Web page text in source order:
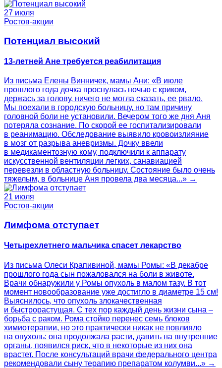
27 июля
Ростов-акции
Потенциал высокий
13-летней Ане требуется реабилитация
Из письма Елены Винничек, мамы Ани: «В июле
прошлого года дочка проснулась ночью с криком,
держась за голову, ничего не могла сказать, ее рвало.
Мы поехали в городскую больницу, но там причину
головной боли не установили. Вечером того же дня Аня
потеряла сознание. По скорой ее госпитализировали
в реанимацию. Обследование выявило кровоизлияние
в мозг от разрыва аневризмы. Дочку ввели
в медикаментозную кому, подключили к аппарату
искусственной вентиляции легких, санавиацией
перевезли в областную больницу. Состояние было очень
тяжелым, в больнице Аня провела два месяца...» →
21 июля
Ростов-акции
Лимфома отступает
Четырехлетнего мальчика спасет лекарство
Из письма Олеси Крапивиной, мамы Ромы: «В декабре
прошлого года сын пожаловался на боли в животе.
Врачи обнаружили у Ромы опухоль в малом тазу. В тот
момент новообразование уже достигло в диаметре 15 см!
Выяснилось, что опухоль злокачественная
и быстрорастущая. С тех пор каждый день жизни сына –
борьба с раком. Рома стойко перенес семь блоков
химиотерапии, но это практически никак не повлияло
на опухоль: она продолжала расти, давить на внутренние
органы, появился риск, что в некоторые из них она
врастет. После консультаций врачи федерального центра
рекомендовали сыну терапию препаратом колумви...» →